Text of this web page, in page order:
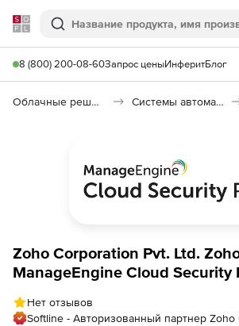
Softline
Поиск
8 (800) 200-08-60Запрос ценыИнферитБлог
Облачные решения (SaaS) Системы автоматизации (SaaS)
Zoho Corporation Pvt. Ltd.
ManageEngine Cloud Security
Installation), fee for 15 AWS S3
Нет отзывов
Softline - Авторизованный партнер Zoho